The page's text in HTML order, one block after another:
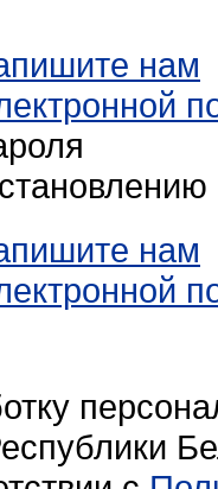
нам
нам